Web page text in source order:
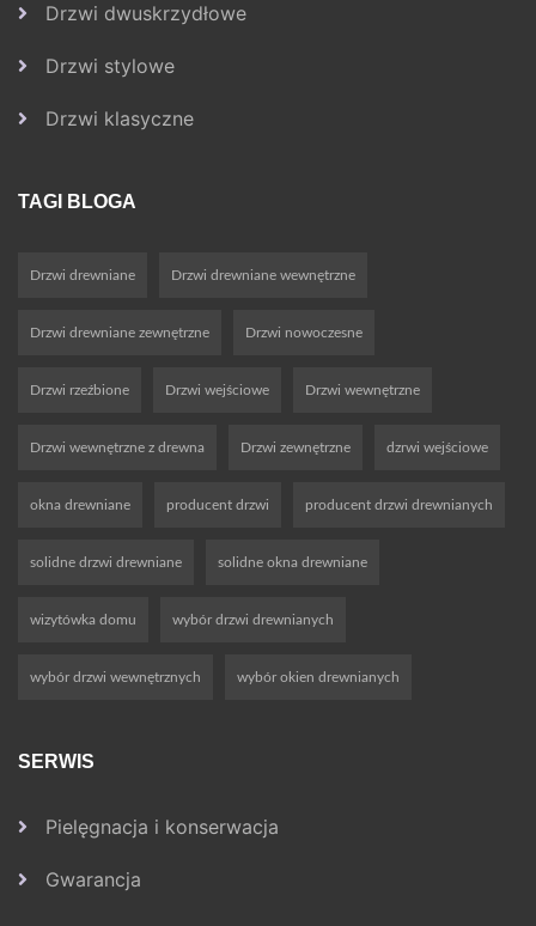
Drzwi dwuskrzydłowe
Drzwi stylowe
Drzwi klasyczne
TAGI BLOGA
Drzwi drewniane Drzwi drewniane wewnętrzne
Drzwi drewniane zewnętrzne Drzwi nowoczesne
Drzwi rzeźbione Drzwi wejściowe Drzwi wewnętrzne
Drzwi wewnętrzne z drewna Drzwi zewnętrzne dzrwi wejściowe
okna drewniane producent drzwi producent drzwi drewnianych
solidne drzwi drewniane solidne okna drewniane
wizytówka domu wybór drzwi drewnianych
wybór drzwi wewnętrznych wybór okien drewnianych
SERWIS
Pielęgnacja i konserwacja
Gwarancja